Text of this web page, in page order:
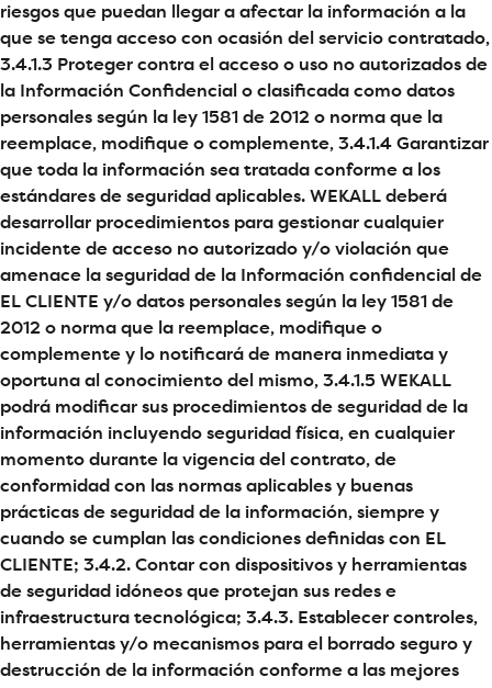
riesgos que puedan llegar a afectar la información a la
que se tenga acceso con ocasión del servicio contratado,
3.4.1.3 Proteger contra el acceso o uso no autorizados de
la Información Confidencial o clasificada como datos
personales según la ley 1581 de 2012 o norma que la
reemplace, modifique o complemente, 3.4.1.4 Garantizar
que toda la información sea tratada conforme a los
estándares de seguridad aplicables. WEKALL deberá
desarrollar procedimientos para gestionar cualquier
incidente de acceso no autorizado y/o violación que
amenace la seguridad de la Información confidencial de
EL CLIENTE y/o datos personales según la ley 1581 de
2012 o norma que la reemplace, modifique o
complemente y lo notificará de manera inmediata y
oportuna al conocimiento del mismo, 3.4.1.5 WEKALL
podrá modificar sus procedimientos de seguridad de la
información incluyendo seguridad física, en cualquier
momento durante la vigencia del contrato, de
conformidad con las normas aplicables y buenas
prácticas de seguridad de la información, siempre y
cuando se cumplan las condiciones definidas con EL
CLIENTE; 3.4.2. Contar con dispositivos y herramientas
de seguridad idóneos que protejan sus redes e
infraestructura tecnológica; 3.4.3. Establecer controles,
herramientas y/o mecanismos para el borrado seguro y
destrucción de la información conforme a las mejores